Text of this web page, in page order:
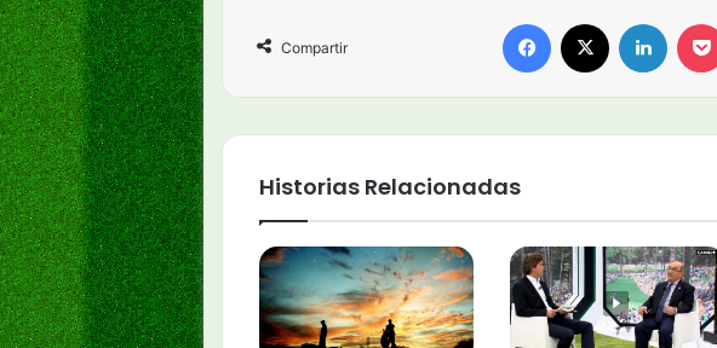
Compartir
Historias Relacionadas